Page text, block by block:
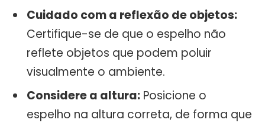
Cuidado com a reflexão de objetos:
Certifique-se de que o espelho não
reflete objetos que podem poluir
visualmente o ambiente.
Considere a altura: Posicione o
espelho na altura correta, de forma que